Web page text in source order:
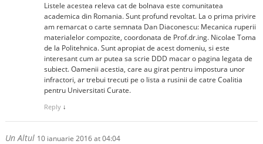
Listele acestea releva cat de bolnava este comunitatea
academica din Romania. Sunt profund revoltat. La o prima privire
am remarcat o carte semnata Dan Diaconescu: Mecanica ruperii
materialelor compozite, coordonata de Prof.dr.ing. Nicolae Toma
de la Politehnica. Sunt apropiat de acest domeniu, si este
interesant cum ar putea sa scrie DDD macar o pagina legata de
subiect. Oamenii acestia, care au girat pentru impostura unor
infractori, ar trebui trecuti pe o lista a rusinii de catre Coalitia
pentru Universitati Curate.
Reply ↓
Un Altul 10 ianuarie 2016 at 04:04